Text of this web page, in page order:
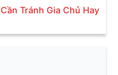
Tránh Gia Chủ Hay